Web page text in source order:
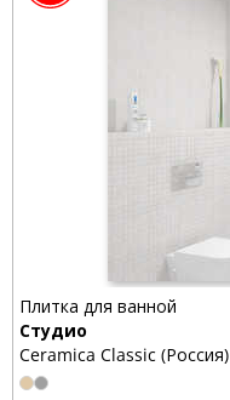
Плитка для ванной
Студио
Ceramica Classic (Россия)